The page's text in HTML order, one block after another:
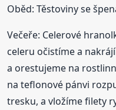
Oběd: Těstoviny se
Večeře: Celerové
celeru očistíme a
a orestujeme na
na teflonové pánvi
tresku, a vložíme filety